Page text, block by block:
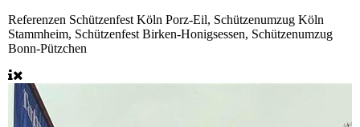
Referenzen Schützenfest Köln Porz-Eil, Schützenumzug Köln
Stammheim, Schützenfest Birken-Honigsessen, Schützenumzug
Bonn-Pützchen